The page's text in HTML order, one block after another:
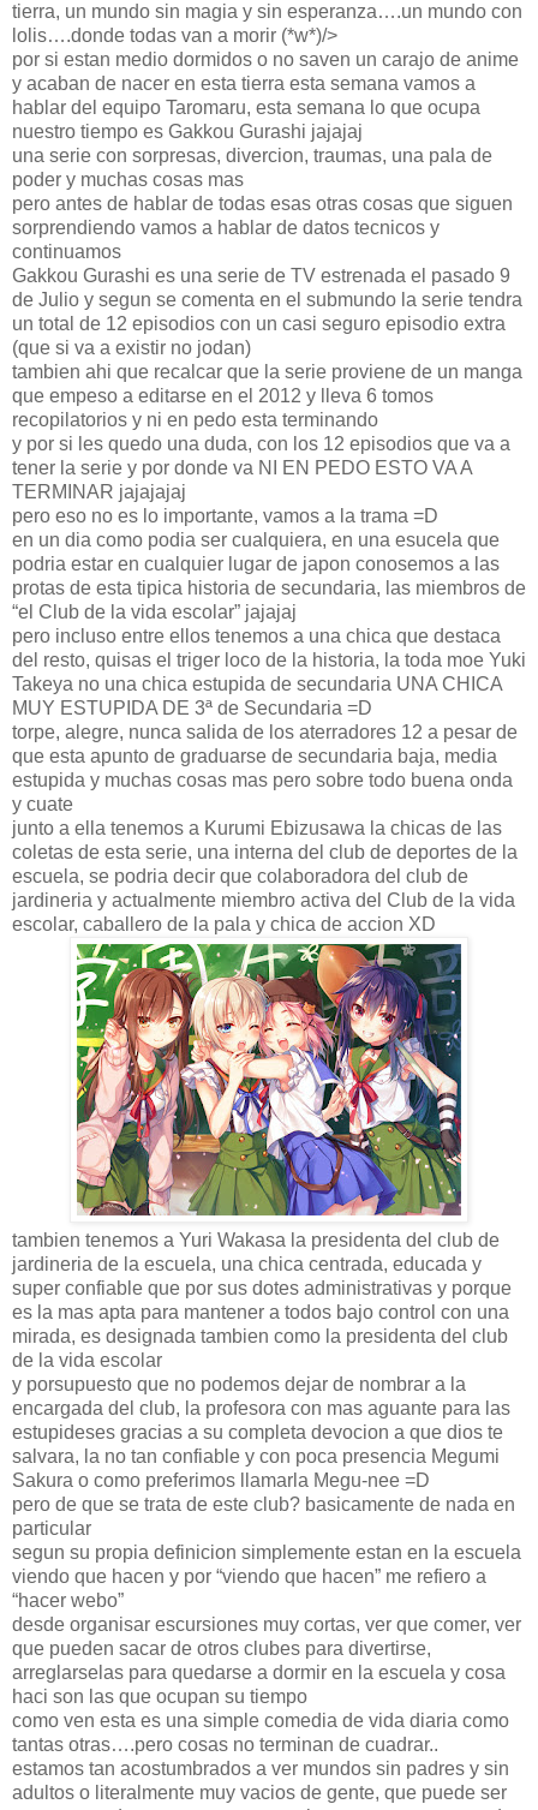
tierra, un mundo sin magia y sin esperanza….un mundo con
lolis….donde todas van a morir (*w*)/>
por si estan medio dormidos o no saven un carajo de anime
y acaban de nacer en esta tierra esta semana vamos a
hablar del equipo Taromaru, esta semana lo que ocupa
nuestro tiempo es Gakkou Gurashi jajajaj
una serie con sorpresas, divercion, traumas, una pala de
poder y muchas cosas mas
pero antes de hablar de todas esas otras cosas que siguen
sorprendiendo vamos a hablar de datos tecnicos y
continuamos
Gakkou Gurashi es una serie de TV estrenada el pasado 9
de Julio y segun se comenta en el submundo la serie tendra
un total de 12 episodios con un casi seguro episodio extra
(que si va a existir no jodan)
tambien ahi que recalcar que la serie proviene de un manga
que empeso a editarse en el 2012 y lleva 6 tomos
recopilatorios y ni en pedo esta terminando
y por si les quedo una duda, con los 12 episodios que va a
tener la serie y por donde va NI EN PEDO ESTO VA A
TERMINAR jajajajaj
pero eso no es lo importante, vamos a la trama =D
en un dia como podia ser cualquiera, en una esucela que
podria estar en cualquier lugar de japon conosemos a las
protas de esta tipica historia de secundaria, las miembros de
“el Club de la vida escolar” jajajaj
pero incluso entre ellos tenemos a una chica que destaca
del resto, quisas el triger loco de la historia, la toda moe Yuki
Takeya no una chica estupida de secundaria UNA CHICA
MUY ESTUPIDA DE 3ª de Secundaria =D
torpe, alegre, nunca salida de los aterradores 12 a pesar de
que esta apunto de graduarse de secundaria baja, media
estupida y muchas cosas mas pero sobre todo buena onda
y cuate
junto a ella tenemos a Kurumi Ebizusawa la chicas de las
coletas de esta serie, una interna del club de deportes de la
escuela, se podria decir que colaboradora del club de
jardineria y actualmente miembro activa del Club de la vida
escolar, caballero de la pala y chica de accion XD
tambien tenemos a Yuri Wakasa la presidenta del club de
jardineria de la escuela, una chica centrada, educada y
super confiable que por sus dotes administrativas y porque
es la mas apta para mantener a todos bajo control con una
mirada, es designada tambien como la presidenta del club
de la vida escolar
y porsupuesto que no podemos dejar de nombrar a la
encargada del club, la profesora con mas aguante para las
estupideses gracias a su completa devocion a que dios te
salvara, la no tan confiable y con poca presencia Megumi
Sakura o como preferimos llamarla Megu-nee =D
pero de que se trata de este club? basicamente de nada en
particular
segun su propia definicion simplemente estan en la escuela
viendo que hacen y por “viendo que hacen” me refiero a
“hacer webo”
desde organisar escursiones muy cortas, ver que comer, ver
que pueden sacar de otros clubes para divertirse,
arreglarselas para quedarse a dormir en la escuela y cosa
haci son las que ocupan su tiempo
como ven esta es una simple comedia de vida diaria como
tantas otras….pero cosas no terminan de cuadrar..
estamos tan acostumbrados a ver mundos sin padres y sin
adultos o literalmente muy vacios de gente, que puede ser